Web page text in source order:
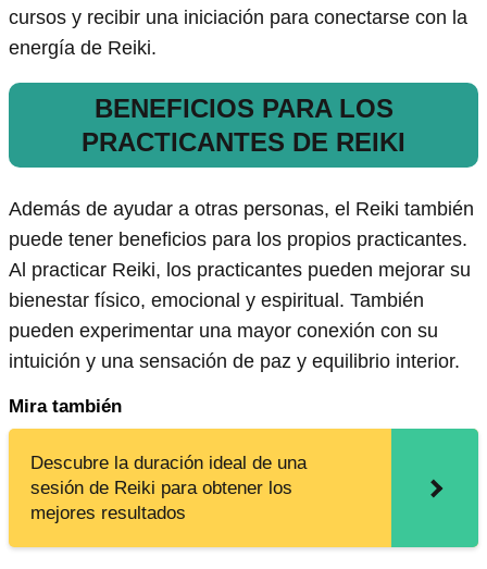
cursos y recibir una iniciación para conectarse con la
energía de Reiki.
BENEFICIOS PARA LOS
PRACTICANTES DE REIKI
Además de ayudar a otras personas, el Reiki también
puede tener beneficios para los propios practicantes.
Al practicar Reiki, los practicantes pueden mejorar su
bienestar físico, emocional y espiritual. También
pueden experimentar una mayor conexión con su
intuición y una sensación de paz y equilibrio interior.
Mira también
Descubre la duración ideal de una
sesión de Reiki para obtener los
mejores resultados